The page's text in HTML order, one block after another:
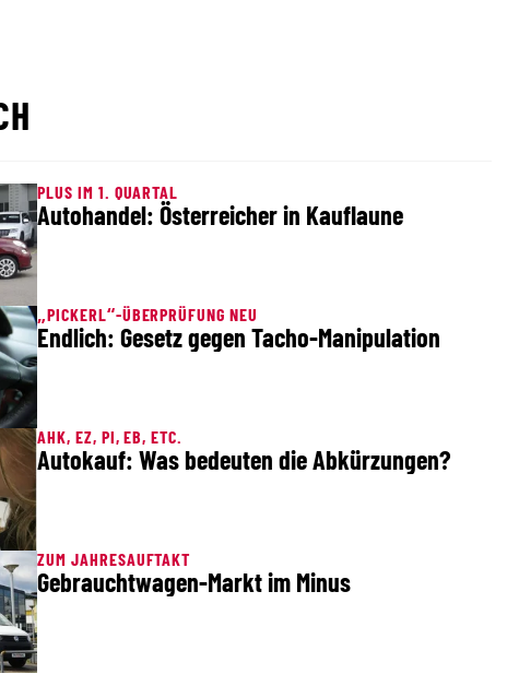
PLUS IM 1. QUARTAL
Autohandel: Österreicher in Kauflaune
„PICKERL“-ÜBERPRÜFUNG NEU
Endlich: Gesetz gegen Tacho-Manipulation
AHK, EZ, PI, EB, ETC.
Autokauf: Was bedeuten die Abkürzungen?
ZUM JAHRESAUFTAKT
Gebrauchtwagen-Markt im Minus